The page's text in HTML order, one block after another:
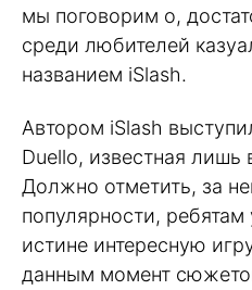
мы поговорим о,
среди любителей
названием iSlash.
Автором iSlash
Duello, известная лишь
Должно отметить, за
популярности, ребятам
истине интересную
данным момент